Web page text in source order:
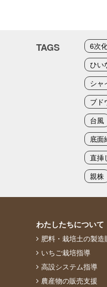
TAGS 6次
ひい
シャ
ブド
台風
底面
直挿
親株
わたしたちについて
肥料・栽培土の製造
いちご栽培指導
高設システム指導
農産物の販売支援